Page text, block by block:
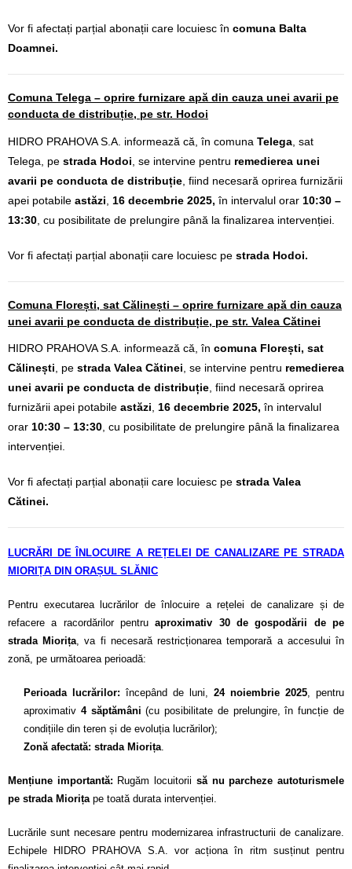
Vor fi afectați parțial abonații care locuiesc în comuna Balta
Doamnei.
Comuna Telega – oprire furnizare apă din cauza unei avarii pe
conducta de distribuție, pe str. Hodoi
HIDRO PRAHOVA S.A. informează că, în comuna Telega , sat
Telega, pe strada Hodoi , se intervine pentru remedierea unei
avarii pe conducta de distribuție fiind necesară oprirea furnizării
apei potabile astăzi 16 decembrie 2025, în intervalul orar 10:30 –
13:30 , cu posibilitate de prelungire până la finalizarea intervenției.
Vor fi afectați parțial abonații care locuiesc pe strada Hodoi.
Comuna Florești, sat Călinești – oprire furnizare apă din cauza
unei avarii pe conducta de distribuție, pe str. Valea Cătinei
HIDRO PRAHOVA S.A. informează că, în comuna Florești, sat
Călinești, pe strada Valea Cătinei, se intervine pentru remedierea
unei avarii pe conducta de distribuție, fiind necesară oprirea
furnizării apei potabile astăzi, 16 decembrie 2025, în intervalul
orar 10:30 – 13:30, cu posibilitate de prelungire până la finalizarea
intervenției.
Vor fi afectați parțial abonații care locuiesc pe strada Valea
Cătinei.
LUCRĂRI DE ÎNLOCUIRE A REȚELEI DE CANALIZARE PE STRADA
MIORIȚA DIN ORAȘUL SLĂNIC
Pentru executarea lucrărilor de înlocuire a rețelei de canalizare și de
refacere a racordărilor pentruaproximativ 30 de gospodării de pe
strada Miorița , va fi necesară restricționarea temporară a accesului în
zonă, pe următoarea perioadă:
Perioada lucrărilor: începând de luni, 24 noiembrie 2025 , pentru
aproximativ 4 săptămâni (cu posibilitate de prelungire, în funcție de
condițiile din teren și de evoluția lucrărilor);
Zonă afectată: strada Miorița
Mențiune importantă: Rugăm locuitorii să nu parcheze autoturismele
pe strada Miorița pe toată durata intervenției.
Lucrările sunt necesare pentru modernizarea infrastructurii de canalizare.
Echipele HIDRO PRAHOVA S.A. vor acționa în ritm susținut pentru